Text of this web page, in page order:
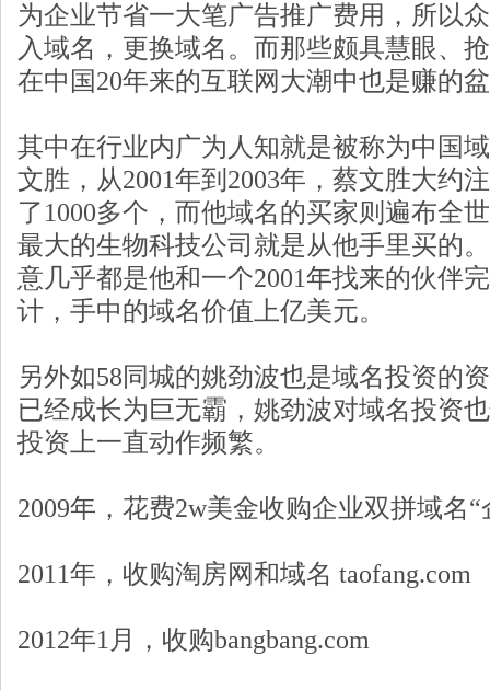
为企业节省一大笔广告推广费用，所以
入域名，更换域名。而那些颇具慧眼、
在中国20年来的互联网大潮中也是赚的
其中在行业内广为人知就是被称为中国
文胜，从2001年到2003年，蔡文胜大约
了1000多个，而他域名的买家则遍布全
最大的生物科技公司就是从他手里买的
意几乎都是他和一个2001年找来的伙伴
计，手中的域名价值上亿美元。
另外如58同城的姚劲波也是域名投资的
已经成长为巨无霸，姚劲波对域名投资
投资上一直动作频繁。
2009年，花费2w美金收购企业双拼域名“
2011年，收购淘房网和域名 taofang.com
2012年1月，收购bangbang.com